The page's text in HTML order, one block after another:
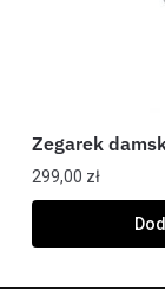
Zegarek
299,00 zł